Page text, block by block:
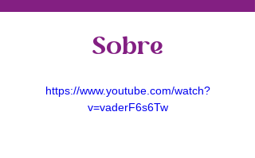
Sobre
https://www.youtube.com/watch?
v=vaderF6s6Tw